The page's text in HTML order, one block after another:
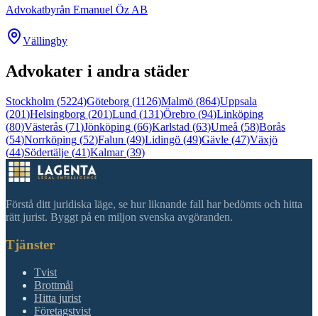
Advokatbyrån Emanuel Öz AB
Vällingby
Advokater i andra städer
Stockholm (5224)Göteborg (1126)Malmö (864)Uppsala
(201)Helsingborg (201)Lund (131)Örebro (94)Linköping
(80)Västerås (71)Jönköping (66)Karlstad (63)Umeå (58)Borås
(54)Norrköping (52)Falun (49)Lidingö (49)Gävle (47)Växjö
(44)Södertälje (41)Kalmar(39)
Förstå ditt juridiska läge, se hur liknande fall har bedömts och hitta
rätt jurist. Byggt på en miljon svenska avgöranden.
Tjänster
Tvist
Brottmål
Hitta jurist
Företagstvist